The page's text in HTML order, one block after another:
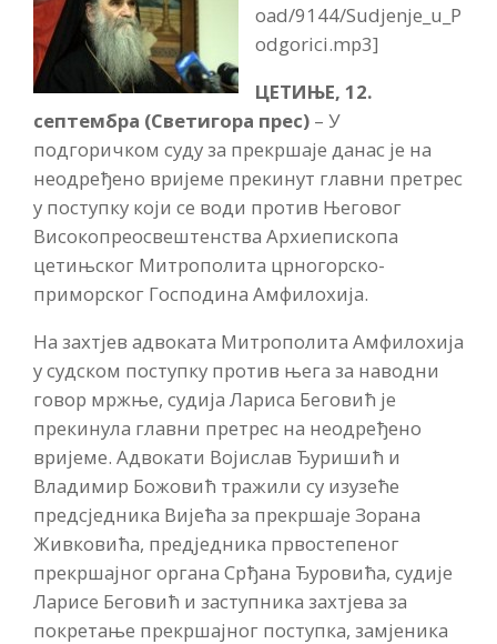
oad/9144/Sudjenje_u_P
odgorici.mp3]
ЦЕТИЊЕ, 12.
септембра (Светигора прес) – У
подгоричком суду за прекршаје данас је на
неодређено вријеме прекинут главни претрес
у поступку који се води против Његовог
Високопреосвештенства Архиепископа
цетињског Митрополита црногорско-
приморског Господина Амфилохија.
На захтјев адвоката Митрополита Амфилохија
у судском поступку против њега за наводни
говор мржње, судија Лариса Беговић је
прекинула главни претрес на неодређено
вријеме. Адвокати Војислав Ђуришић и
Владимир Божовић тражили су изузеће
предсједника Вијећа за прекршаје Зорана
Живковића, предједника првостепеног
прекршајног органа Срђана Ђуровића, судије
Ларисе Беговић и заступника захтјева за
покретање прекршајног поступка, замјеника